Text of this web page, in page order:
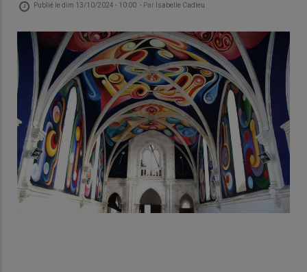
Publié ledim 13/10/2024 - 10:00 - Par Isabelle Cadieu